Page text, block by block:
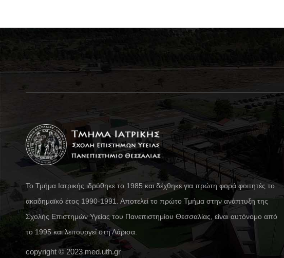
Το Τμήμα Ιατρικής ιδρύθηκε το 1985 και δέχθηκε για πρώτη φορά φοιτητές το
ακαδημαϊκό έτος 1990-1991. Αποτελεί το πρώτο Τμήμα στην ανάπτυξη της
Σχολής Επιστημών Υγείας του Πανεπιστημίου Θεσσαλίας, είναι αυτόνομο από
το 1995 και λειτουργεί στη Λάρισα.
copyright © 2023med.uth.gr